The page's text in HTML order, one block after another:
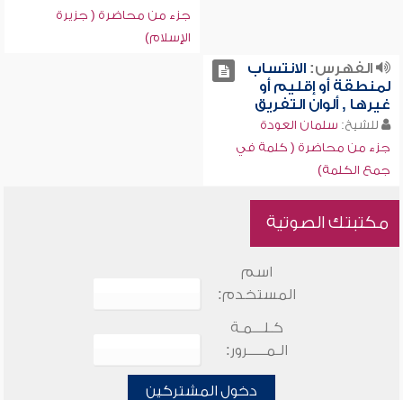
جزء من محاضرة ( جزيرة
الإسلام)
الفهرس:الانتساب
لمنطقة أو إقليم أو
غيرها , ألوان التفريق
للشيخ: سلمان العودة
جزء من محاضرة ( كلمة في
جمع الكلمة)
مكتبتك الصوتية
اسم
المستخدم:
كـلـــمـة
الـمـــــرور:
دخول المشتركين